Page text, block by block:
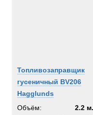
Топливозаправщик
гусеничный BV206
Hagglunds
Объём:
2.2